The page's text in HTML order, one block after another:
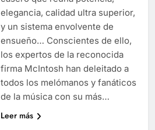
elegancia, calidad ultra superior,
y un sistema envolvente de
ensueño… Conscientes de ello,
los expertos de la reconocida
firma McIntosh han deleitado a
todos los melómanos y fanáticos
de la música con su más…
Leer más